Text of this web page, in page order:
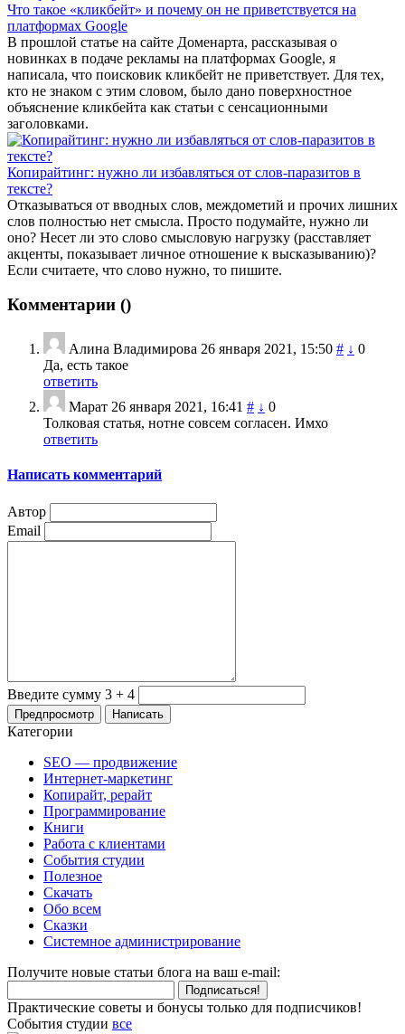
Что такое «кликбейт» и почему он не приветствуется на
платформах Google
В прошлой статье на сайте Доменарта, рассказывая о
новинках в подаче рекламы на платформах Google, я
написала, что поисковик кликбейт не приветствует. Для тех,
кто не знаком с этим словом, было дано поверхностное
объяснение кликбейта как статьи с сенсационными
заголовками.
Копирайтинг: нужно ли избавляться от слов-паразитов в
тексте?
Отказываться от вводных слов, междометий и прочих лишних
слов полностью нет смысла. Просто подумайте, нужно ли
оно? Несет ли это слово смысловую нагрузку (расставляет
акценты, показывает личное отношение к высказыванию)?
Если считаете, что слово нужно, то пишите.
Комментарии ()
Алина Владимирова 26 января 2021, 15:50 # ↓ 0
Да, есть такое
ответить
Марат 26 января 2021, 16:41 # ↓ 0
Толковая статья, нотне совсем согласен. Имхо
ответить
Написать комментарий
Автор
Email
Введите сумму 3 + 4
Категории
SEO — продвижение
Интернет-маркетинг
Копирайт, рерайт
Программирование
Книги
Работа с клиентами
События студии
Полезное
Скачать
Обо всем
Сказки
Системное администрирование
Получите новые статьи блога на ваш e-mail:
Подписаться!
Практические советы и бонусы только для подписчиков!
События студии все